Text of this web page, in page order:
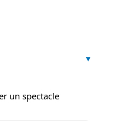
un spectacle